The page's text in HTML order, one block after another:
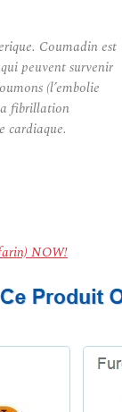
Coumadin est
peuvent survenir
(l’embolie
fibrillation
cardiaque.
NOW!